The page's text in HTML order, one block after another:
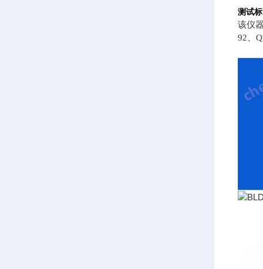
测试
该仪
92、